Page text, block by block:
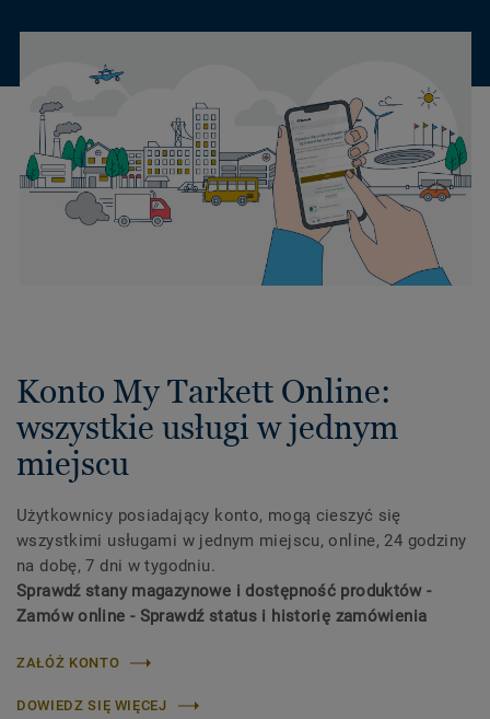
Konto My Tarkett Online:
wszystkie usługi w jednym
miejscu
Użytkownicy posiadający konto, mogą cieszyć się
wszystkimi usługami w jednym miejscu, online, 24 godziny
na dobę, 7 dni w tygodniu.
Sprawdź stany magazynowe i dostępność produktów -
Zamów online - Sprawdź status i historię zamówienia
ZAŁÓŻ KONTO
DOWIEDZ SIĘ WIĘCEJ